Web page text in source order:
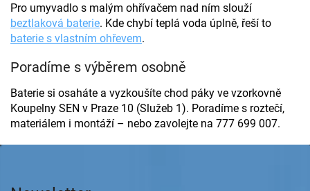
Pro umyvadlo s malým ohřívačem nad ním slouží
beztlaková baterie. Kde chybí teplá voda úplně, řeší to
baterie s vlastním ohřevem.
Poradíme s výběrem osobně
Baterie si osaháte a vyzkoušíte chod páky ve vzorkovně
Koupelny SEN v Praze 10 (Služeb 1). Poradíme s roztečí,
materiálem i montáží – nebo zavolejte na 777 699 007.
Z